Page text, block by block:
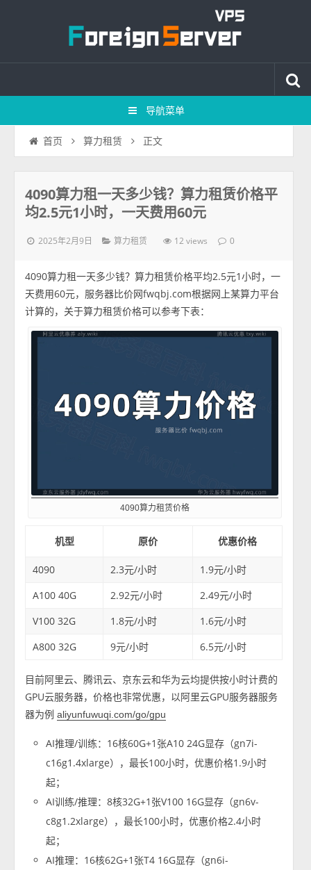
导航菜单
首页 算力租赁 正文
4090算力租一天多少钱？算力租赁价格平
均2.5元1小时，一天费用60元
2025年2月9日 算力租赁 12 views 0
4090算力租一天多少钱？算力租赁价格平均2.5元1小时，一
天费用60元，服务器比价网fwqbj.com根据网上某算力平台
计算的，关于算力租赁价格可以参考下表：
4090算力租赁价格
机型 原价 优惠价格
4090 2.3元/小时
1.9元/小时
A100 40G
2.92元/小时
2.49元/小时
V100 32G
1.8元/小时
1.6元/小时
A800 32G
9元/小时 6.5元/小时
目前阿里云、腾讯云、京东云和华为云均提供按小时计费的
GPU云服务器，价格也非常优惠，以阿里云GPU服务器服务
器为例aliyunfuwuqi.com/go/gpu
AI推理/训练：16核60G+1张A10 24G显存（gn7i-
c16g1.4xlarge），最长100小时，优惠价格1.9小时
起；
AI训练/推理：8核32G+1张V100 16G显存（gn6v-
c8g1.2xlarge），最长100小时，优惠价格2.4小时
起；
AI推理：16核62G+1张T4 16G显存（gn6i-